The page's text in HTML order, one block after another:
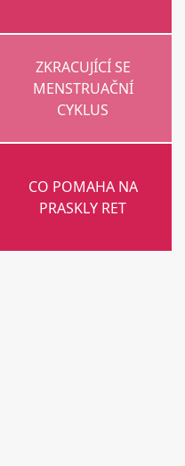
ZKRACUJÍCÍ SE
MENSTRUAČNÍ
CYKLUS
CO POMAHA NA
PRASKLY RET